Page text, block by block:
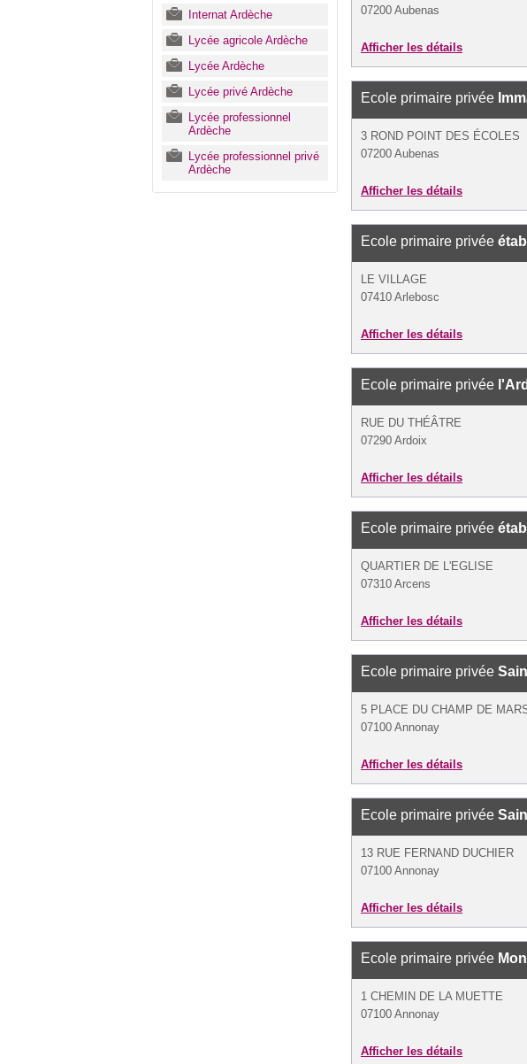
Internat Ardèche
Lycée agricole Ardèche
Lycée Ardèche
Lycée privé Ardèche
Lycée professionnel
Ardèche
Lycée professionnel privé
Ardèche
07200 Aubenas
Afficher les détails
Ecole primaire privée
3 ROND POINT DES ÉCOLES
07200 Aubenas
Afficher les détails
Ecole primaire privée
LE VILLAGE
07410 Arlebosc
Afficher les détails
Ecole primaire privée
RUE DU THÉÂTRE
07290 Ardoix
Afficher les détails
Ecole primaire privée
QUARTIER DE L'EGLISE
07310 Arcens
Afficher les détails
Ecole primaire privée
5 PLACE DU CHAMP DE
07100 Annonay
Afficher les détails
Ecole primaire privée
13 RUE FERNAND DUCHIER
07100 Annonay
Afficher les détails
Ecole primaire privée
1 CHEMIN DE LA MUETTE
07100 Annonay
Afficher les détails